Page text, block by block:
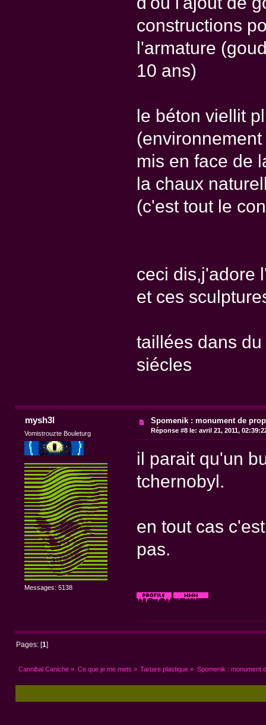
constructions
l'armature
10 ans)
le béton viellit
(environnement
mis en face de
la chaux
(c'est tout le
ceci dis,j'adore
et ces
taillées dans
siécles
mysh3l
Vomistrouzte Bouleturg
Messages: 5138
Spomenik : monument de
Réponse #8 le: avril 21, 2011,
il parait qu'un
tchernobyl.
en tout cas
pas.
Pages: [1]
Cannibal Caniche » Ce que je me mets » Tartare plastique » Spomenik : monument